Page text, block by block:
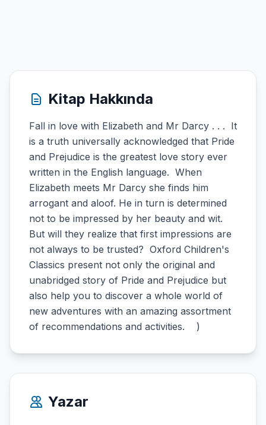
Kitap Hakkında
Fall in love with Elizabeth and Mr Darcy . . . It
is a truth universally acknowledged that Pride
and Prejudice is the greatest love story ever
written in the English language. When
Elizabeth meets Mr Darcy she finds him
arrogant and aloof. He in turn is determined
not to be impressed by her beauty and wit.
But will they realize that first impressions are
not always to be trusted? Oxford Children's
Classics present not only the original and
unabridged story of Pride and Prejudice but
also help you to discover a whole world of
new adventures with an amazing assortment
of recommendations and activities. )
Yazar